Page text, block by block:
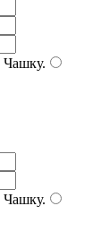
Чашку.
Чашку.